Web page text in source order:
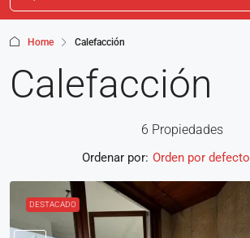
Home Calefacción
Calefacción
6 Propiedades
Ordenar por: Orden por defecto
DESTACADO